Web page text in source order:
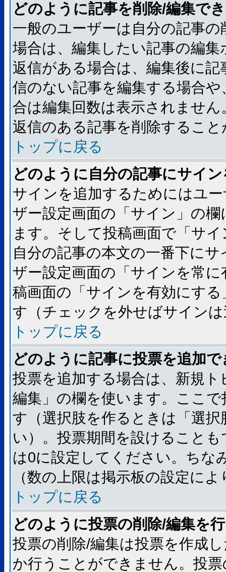
どのように記事を削除/編集で
一般のユーザーは自分の記事
場合は、編集したい記事の編
返信がある場合は、編集後に
信のない記事を編集する場合
合は編集回数は表示されませ
返信のある記事を削除するこ
トップに戻る
どのように自分の記事にサイ
サインを追加するためにはユ
ザー設定画面の「サイン」の
ます。そして投稿画面で「サ
自分の記事の本文の一番下に
ザー設定画面の「サインを常
稿画面の「サインを有効にす
す（チェックを外せばサイン
トップに戻る
どのように記事に投票を追加
投票を追加する場合は、新規
編集」の欄を使います。ここ
す（選択肢を作るときは「選
い）。投票期間を設けること
は0に設定してください。ちな
（数の上限は掲示板の設定に
トップに戻る
どのように投票の削除/編集を
投票の削除/編集は投票を作成
か行うことができません。投